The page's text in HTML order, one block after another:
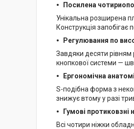
Посилена
Унікальна розширена
Конструкція
Регулювання по
Завдяки десяти рівням
кнопкової системи —
Ергономічна
S-подібна форма з
знижує втому у разі
Гумові протиковзні
Всі чотири ніжки